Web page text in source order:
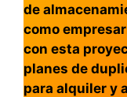
de
como
con esta
planes de
para alquiler y